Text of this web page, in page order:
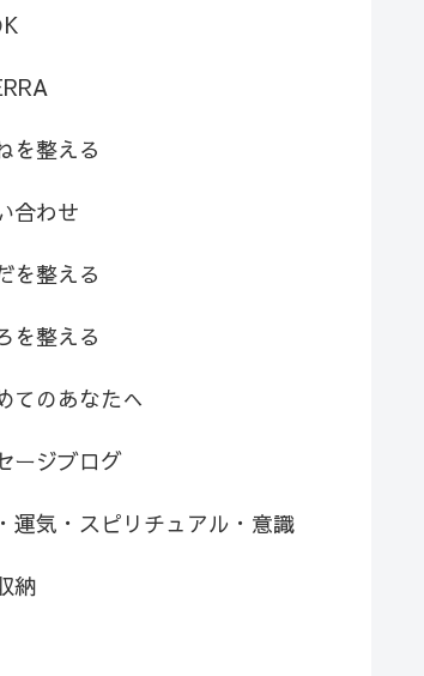
を整える
合わせ
を整える
を整える
てのあなたへ
ージブログ
運気・スピリチュアル・意識
納